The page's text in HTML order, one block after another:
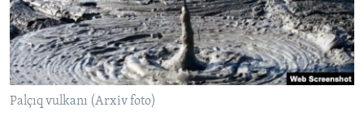
BIZI IZLƏYIN
Palçıq vulkanı (Arxiv foto)